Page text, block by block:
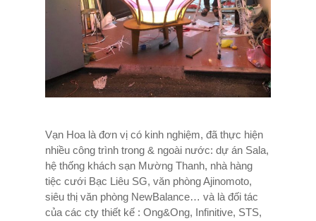
Vạn Hoa là đơn vị có kinh nghiệm, đã thực hiện
nhiều công trình trong & ngoài nước: dự án Sala,
hệ thống khách sạn Mường Thanh, nhà hàng
tiệc cưới Bạc Liêu SG, văn phòng Ajinomoto,
siêu thị văn phòng NewBalance… và là đối tác
của các cty thiết kế : Ong&Ong, Infinitive, STS,